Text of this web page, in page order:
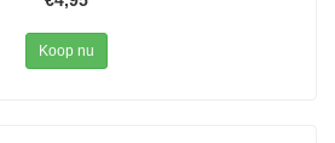
Koop nu